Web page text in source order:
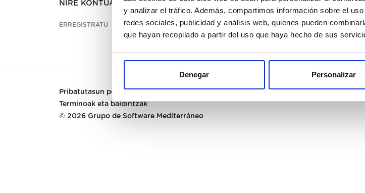
y analizar el tráfico. Además, compartimos información sobre el
redes sociales, publicidad y análisis web, quienes pueden
que hayan recopilado a partir del uso que haya hecho de sus
Denegar Personalizar
NIRE KONTUA
ERREGISTRATU
BEZEROENTZAKO ARRETA
KONTAKTUA
Pribatutasun politika
Terminoak eta baldintzak
© 2026 Grupo de Software Mediterráneo